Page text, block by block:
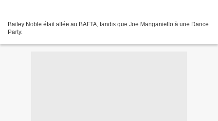
Bailey Noble était allée au BAFTA, tandis que Joe Manganiello à une Dance
Party.